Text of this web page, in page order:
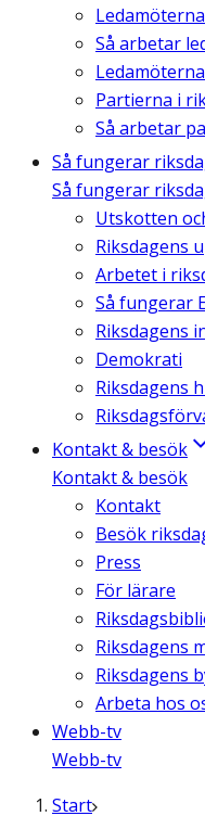
Ledamöterna
Så arbetar
Partierna i
Så arbetar
Så fungerar
Så fungerar
Utskotten
Riksdagens
Arbetet i
Så fungerar
Riksdagens
Demokrati
Riksdagens
Kontakt & besök
Kontakt & besök
Kontakt
Besök
Press
För lärare
Riksdagens
Riksdagens
Arbeta hos
Webb-tv
Webb-tv
Start